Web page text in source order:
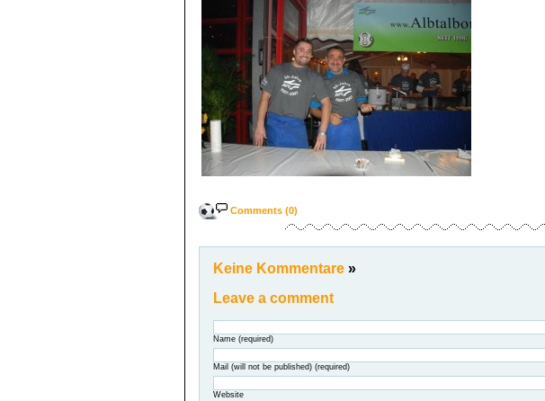
Comments (0)
Keine Kommentare »
Leave a comment
Name (required)
Mail (will not be published) (required)
Website